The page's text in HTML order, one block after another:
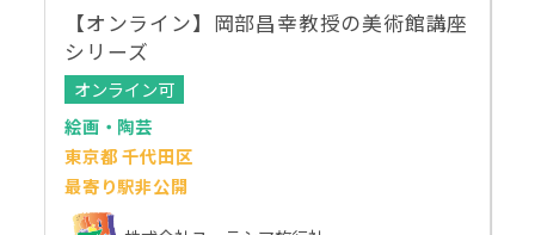
【オンライン】岡部昌幸教授の美術館講座
シリーズ
オンライン可
絵画・陶芸
東京都 千代田区
最寄り駅非公開